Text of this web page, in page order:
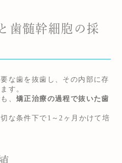
歯髄幹細胞の採
な歯を抜歯し、その内部に存
す。
、 矯正治療の過程で抜いた歯
な条件下で1～2ヶ月かけて培